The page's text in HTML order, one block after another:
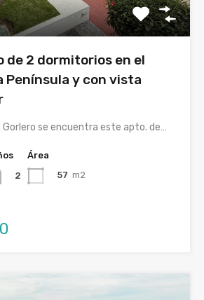
de 2 dormitorios en el
Península y con vista
Gorlero se encuentra este apto. de…
2
Área
57 m2